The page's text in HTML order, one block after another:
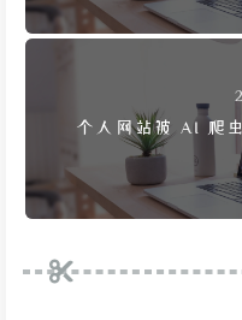
个人网站被 AI 爬